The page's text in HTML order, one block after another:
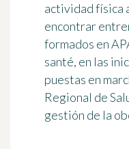
actividad física
encontrar
formados en
santé, en las
puestas en
Regional de
gestión de la